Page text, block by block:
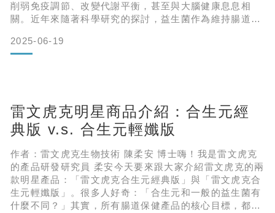
削弱免疫調節、改變代謝平衡，甚至與大腦健康息息相
關。近年來隨著科學研究的探討，益生菌作為維持腸道菌
而在這波益生菌研究的浪潮中，生物技術新創公司雷文虎
雷
2025-06-19
雷文虎克明星商品介紹：合生元經
典版 v.s. 合生元輕孅版
作者：雷文虎克生物技術 陳柔安 博士嗨！我是雷文虎克
的產品研發研究員 柔安今天要來跟大家介紹雷文虎克的兩
款明星產品：「雷文虎克合生元經典版」與「雷文虎克合
生元輕孅版」。很多人好奇：「合生元和一般的益生菌有
什麼不同？」其實，所有腸道保健產品的核心目標，都是